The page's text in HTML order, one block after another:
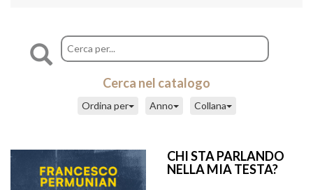
Cerca nel catalogo
Collana
Anno
Ordina per
CHI STA PARLANDO
NELLA MIA TESTA?